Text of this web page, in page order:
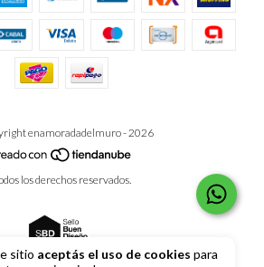
sitio aceptás el uso de cookies para
enamoradadelmuro - 2026
los derechos reservados.